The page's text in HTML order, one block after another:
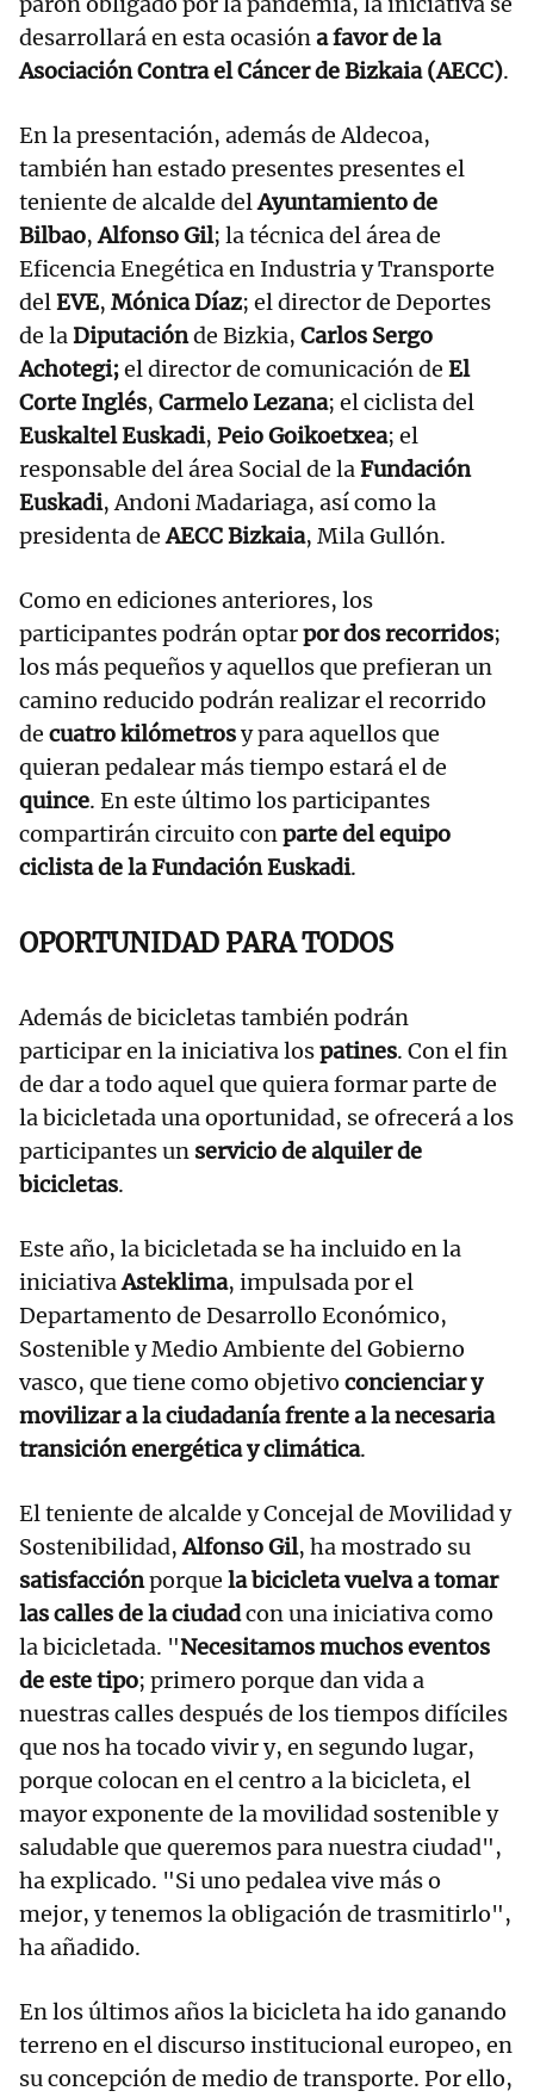
desarrollará en esta ocasióna favor de la
Asociación Contra el Cáncer de Bizkaia (AECC).
En la presentación, además de Aldecoa,
también han estado presentes presentes el
teniente de alcalde delAyuntamiento de
Bilbao,Alfonso Gil; la técnica del área de
Eficencia Enegética en Industria y Transporte
delEVE, Mónica Díaz; el director de Deportes
de laDiputaciónde Bizkia, Carlos Sergo
Achotegi;el director de comunicación de El
Corte Inglés, Carmelo Lezana; el ciclista del
Euskaltel Euskadi, Peio Goikoetxea; el
responsable del área Social de laFundación
Euskadi, Andoni Madariaga, así como la
presidenta deAECC Bizkaia, Mila Gullón.
Como en ediciones anteriores, los
participantes podrán optarpor dos recorridos;
los más pequeños y aquellos que prefieran un
camino reducido podrán realizar el recorrido
de cuatro kilómetrosy para aquellos que
quieran pedalear más tiempo estará el de
quince. En este último los participantes
compartirán circuito conparte del equipo
ciclista de la Fundación Euskadi.
OPORTUNIDAD PARA TODOS
Además de bicicletas también podrán
participar en la iniciativa lospatines. Con el fin
de dar a todo aquel que quiera formar parte de
la bicicletada una oportunidad, se ofrecerá a los
participantes un servicio de alquiler de
bicicletas.
Este año, la bicicletada se ha incluido en la
iniciativaAsteklima, impulsada por el
Departamento de Desarrollo Económico,
Sostenible y Medio Ambiente del Gobierno
vasco, que tiene como objetivo concienciar y
movilizar a la ciudadanía frente a la necesaria
transición energética y climática.
El teniente de alcalde y Concejal de Movilidad y
Sostenibilidad,Alfonso Gil, ha mostrado su
satisfacciónporque la bicicleta vuelva a tomar
las calles de la ciudadcon una iniciativa como
la bicicletada. "Necesitamos muchos eventos
de este tipo; primero porque dan vida a
nuestras calles después de los tiempos difíciles
que nos ha tocado vivir y, en segundo lugar,
porque colocan en el centro a la bicicleta, el
mayor exponente de la movilidad sostenible y
saludable que queremos para nuestra ciudad",
ha explicado. "Si uno pedalea vive más o
mejor, y tenemos la obligación de trasmitirlo",
ha añadido.
En los últimos años la bicicleta ha ido ganando
terreno en el discurso institucional europeo, en
su concepción de medio de transporte. Por ello,